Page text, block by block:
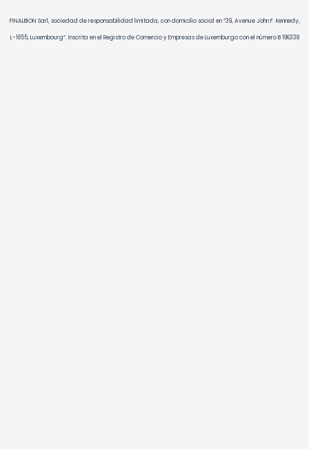
FINALBION Sarl, sociedad de responsabilidad limitada, con domicilio social en “39, Avenue John F. Kennedy,
L-1855, Luxembourg”. Inscrita en el Registro de Comercio y Empresas de Luxemburgo con el número B 196338